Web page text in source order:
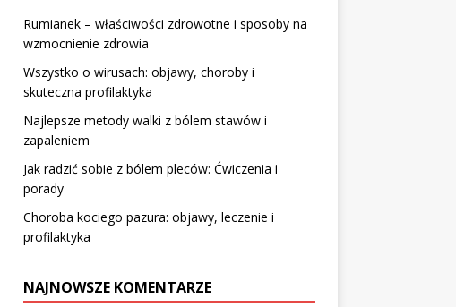
Rumianek – właściwości zdrowotne i sposoby na
wzmocnienie zdrowia
Wszystko o wirusach: objawy, choroby i
skuteczna profilaktyka
Najlepsze metody walki z bólem stawów i
zapaleniem
Jak radzić sobie z bólem pleców: Ćwiczenia i
porady
Choroba kociego pazura: objawy, leczenie i
profilaktyka
NAJNOWSZE KOMENTARZE